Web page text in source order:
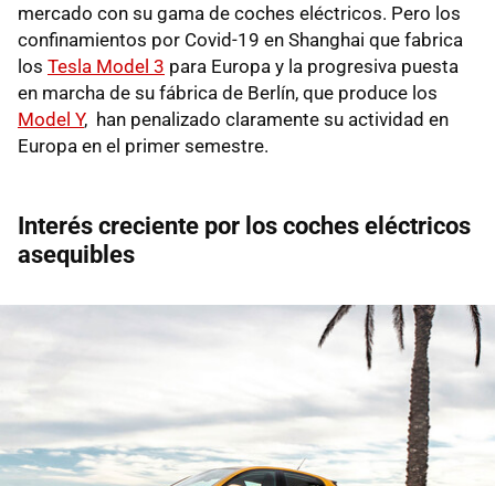
mercado con su gama de coches eléctricos. Pero los
confinamientos por Covid-19 en Shanghai que fabrica
los Tesla Model 3 para Europa y la progresiva puesta
en marcha de su fábrica de Berlín, que produce los
Model Y, han penalizado claramente su actividad en
Europa en el primer semestre.
Interés creciente por los coches eléctricos
asequibles